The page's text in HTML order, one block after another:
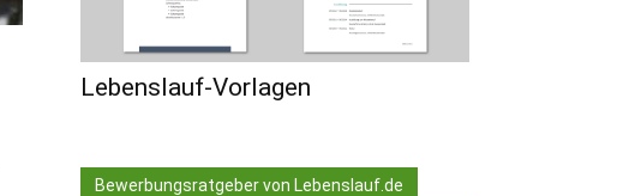
Lebenslauf-Vorlagen
Bewerbungsratgeber von Lebenslauf.de